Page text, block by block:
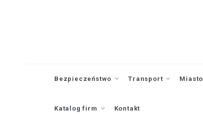
Bezpieczeństwo Transport Miasto
Katalog firm Kontakt